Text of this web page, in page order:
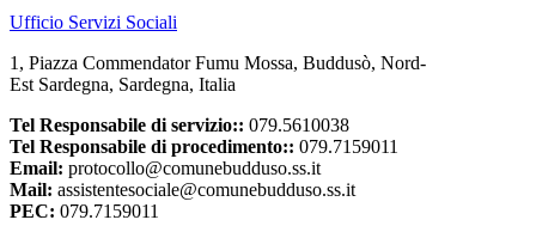
Ufficio Servizi Sociali
1, Piazza Commendator Fumu Mossa, Buddusò, Nord-
Est Sardegna, Sardegna, Italia
Tel Responsabile di servizio:: 079.5610038
Tel Responsabile di procedimento:: 079.7159011
Email: protocollo@comunebudduso.ss.it
Mail: assistentesociale@comunebudduso.ss.it
PEC: 079.7159011